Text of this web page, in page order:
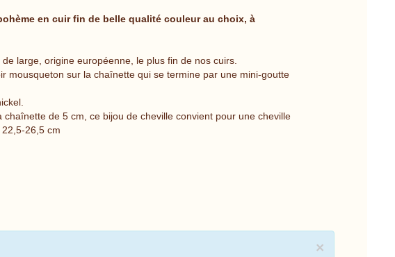
en cuir fin de belle qualité couleur au choix, à
large, origine européenne, le plus fin de nos cuirs.
mousqueton sur la chaînette qui se termine par une mini-goutte
chaînette de 5 cm, ce bijou de cheville convient pour une cheville
26,5 cm
×